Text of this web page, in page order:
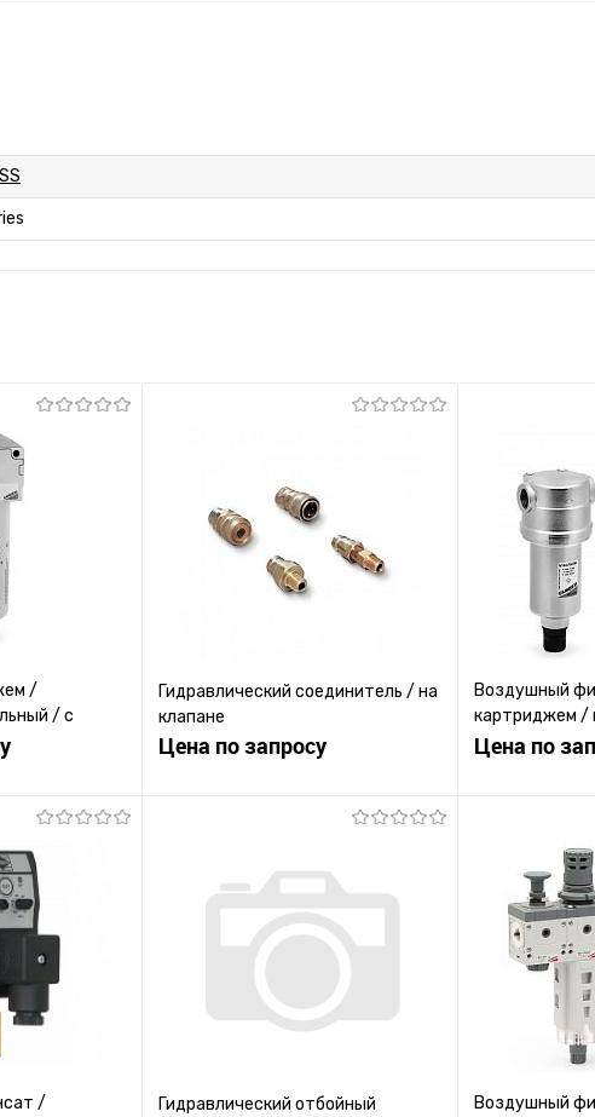
/
/ с
цену
К сравнению
Под заказ
Гидравлический соединитель / на
клапане
Цена по запросу
Запросить цену
Купить в 1 клик
К сравнению
В избранное
Под заказ
Воздушный
картриджем /
Цена по
Купить в 1
В избранное
/
Гидравлический отбойный
Воздушный